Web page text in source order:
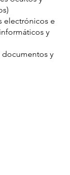
electrónicos e
y
documentos y